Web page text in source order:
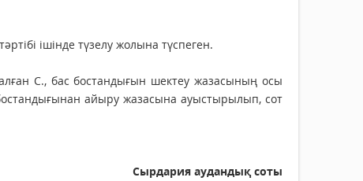
ішінде түзелу жолына түспеген.
С., бас бостандығын шектеу жазасының осы
айыру жазасына ауыстырылып, сот
Сырдария аудандық соты